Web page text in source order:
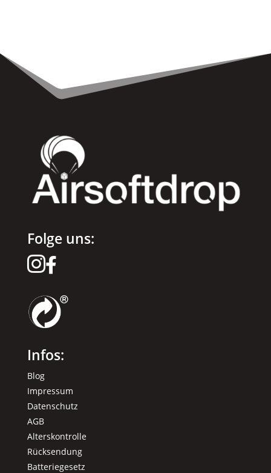
Folge uns:

Infos:
Blog
Impressum
Datenschutz
AGB
Alterskontrolle
Rücksendung
Batteriegesetz